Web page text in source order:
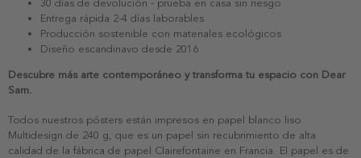
30 días de devolución - prueba en casa sin riesgo
Entrega rápida 2-4 días laborables
Producción sostenible con materiales ecológicos
Diseño escandinavo desde 2016
Descubre más arte contemporáneo y transforma tu espacio con Dear
Sam.
Todos nuestros pósters están impresos en papel blanco liso
Multidesign de 240 g, que es un papel sin recubrimiento de alta
calidad de la fábrica de papel Clairefontaine en Francia. El papel es de